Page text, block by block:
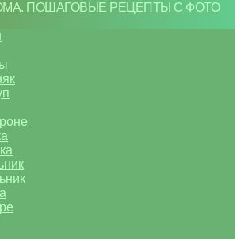
ПОШАГОВЫЕ РЕЦЕПТЫ С ФОТО